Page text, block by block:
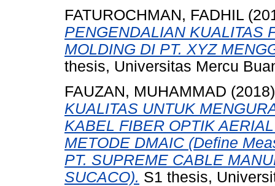
FATUROCHMAN, FADHIL
PENGENDALIAN KUALITAS
MOLDING DI PT. XYZ
thesis, Universitas Mercu
FAUZAN, MUHAMMAD
KUALITAS UNTUK
KABEL FIBER OPTIK
METODE DMAIC (Define
PT. SUPREME CABLE
SUCACO). S1 thesis,